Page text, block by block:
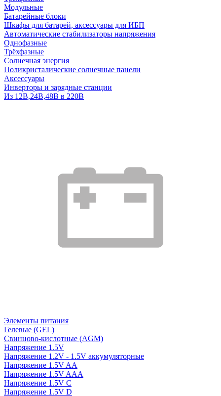
Модульные
Батарейные блоки
Шкафы для батарей, аксессуары для ИБП
Автоматические стабилизаторы напряжения
Однофазные
Трёхфазные
Солнечная энергия
Поликристалические солнечные панели
Аксессуары
Инверторы и зарядные станции
Из 12В,24В,48В в 220В
Элементы питания
Гелевые (GEL)
Свинцово-кислотные (AGM)
Напряжение 1.5V
Напряжение 1.2V - 1.5V аккумуляторные
Напряжение 1.5V AA
Напряжение 1.5V AAA
Напряжение 1.5V C
Напряжение 1.5V D